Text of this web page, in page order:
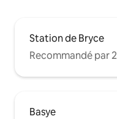
Station de Bryce
Recommandé par
Basye